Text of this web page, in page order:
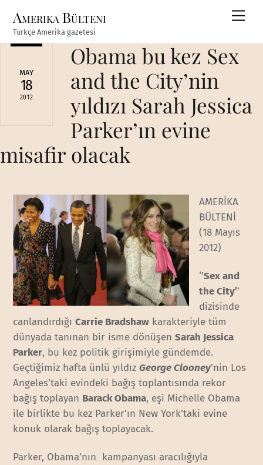
content
Amerika Bülteni
Türkçe Amerika gazetesi
MAY
18
2012
Obama bu kez Sex
and the City’nin
yıldızı Sarah Jessica
Parker’ın evine
misafir olacak
AMERİKA
BÜLTENİ
(18 Mayıs
2012)
‘’Sex and
the City’’
dizisinde
canlandırdığıCarrie Bradshaw karakteriyle tüm
dünyada tanınan bir isme dönüşenSarah Jessica
Parker, bu kez politik girişimiyle gündemde.
Geçtiğimiz hafta ünlü yıldızGeorge Clooney’nin Los
Angeles’taki evindeki bağış toplantısında rekor
bağış toplayan Barack Obama, eşi Michelle Obama
ile birlikte bu kez Parker’ın New York’taki evine
konuk olarak bağış toplayacak.
Parker, Obama’nın kampanyası aracılığıyla